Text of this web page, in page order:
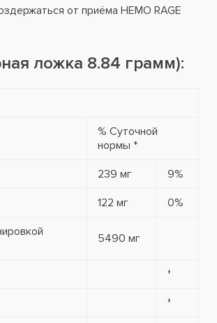
от приёма HEMO RAGE
ложка 8.84 грамм):
% Суточной
нормы *
239 мг 9%
122 мг 0%
5490 мг
†
†